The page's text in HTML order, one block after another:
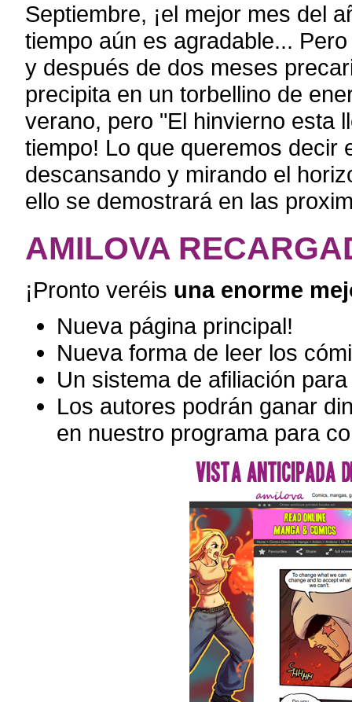
Septiembre, ¡el mejor mes del
tiempo aún es agradable...
y después de dos meses
precipita en un torbellino de
verano, pero "El hinvierno esta
tiempo! Lo que queremos decir
descansando y mirando el
ello se demostrará en las
AMILOVA
¡Pronto veréis una enorme
Nueva página principal!
Nueva forma de leer los
Un sistema de afiliación
Los autores podrán ganar
en nuestro programa para